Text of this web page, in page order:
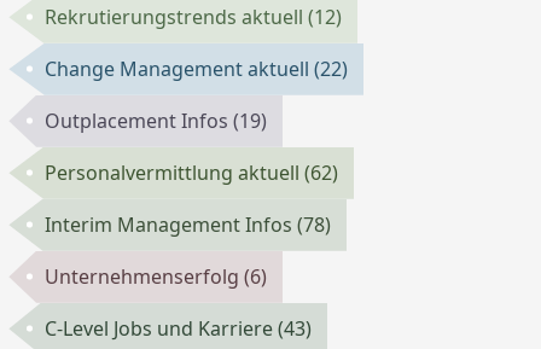
Rekrutierungstrends aktuell(12)
Change Management aktuell(22)
Outplacement Infos(19)
Personalvermittlung aktuell(62)
Interim Management Infos(78)
Unternehmenserfolg(6)
C-Level Jobs und Karriere(43)